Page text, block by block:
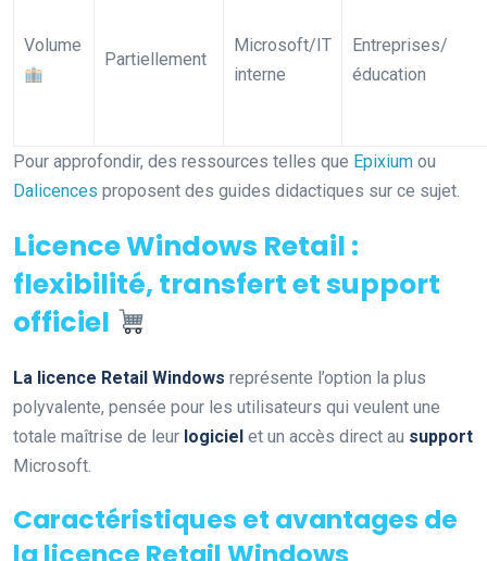
Volume
Partiellement
Microsoft/IT
interne
Entreprises/
éducation
Pour approfondir, des ressources telles que Epixium ou
Dalicences proposent des guides didactiques sur ce sujet.
Licence Windows Retail :
flexibilité, transfert et support
officiel
La licence Retail Windows représente l’option la plus
polyvalente, pensée pour les utilisateurs qui veulent une
totale maîtrise de leur logiciel et un accès direct au support
Microsoft.
Caractéristiques et avantages de